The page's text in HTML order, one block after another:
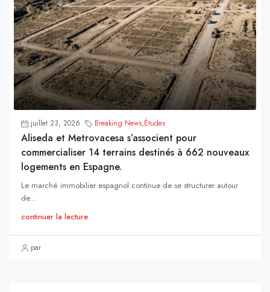
juillet 23, 2026 Breaking News,Études
Aliseda et Metrovacesa s’associent pour
commercialiser 14 terrains destinés à 662 nouveaux
logements en Espagne.
Le marché immobilier espagnol continue de se structurer autour
de...
continuer la lecture
par